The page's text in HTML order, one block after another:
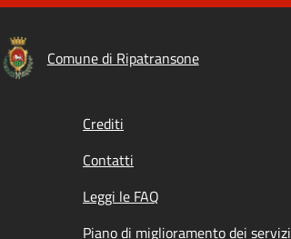
Comune di Ripatransone
Crediti
Contatti
Leggi le FAQ
Piano di miglioramento dei servizi